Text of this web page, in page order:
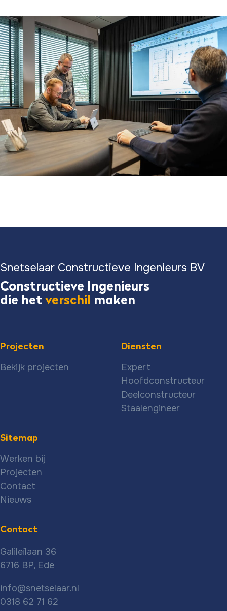
Snetselaar Constructieve Ingenieurs BV
Constructieve Ingenieurs
die hetverschil maken
Projecten
Bekijk projecten
Diensten
Expert
Hoofdconstructeur
Deelconstructeur
Staalengineer
Sitemap
Werken bij
Projecten
Contact
Nieuws
Contact
Galileïlaan 36
6716 BP, Ede
info@snetselaar.nl
0318 62 71 62